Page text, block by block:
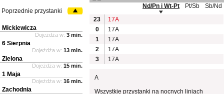
Nd/Pn i Wt-Pt
Pt/Sb
Sb/Nd
23
17A
0
17A
1
17A
2
17A
3
17A
A
Wszystkie przystanki na nocnych liniach
Poprzednie przystanki
Mickiewicza
Dojeżdża w: 3 min.
6 Sierpnia
Dojeżdża w: 13 min.
Zielona
Dojeżdża w: 15 min.
1 Maja
Dojeżdża w: 16 min.
Zachodnia